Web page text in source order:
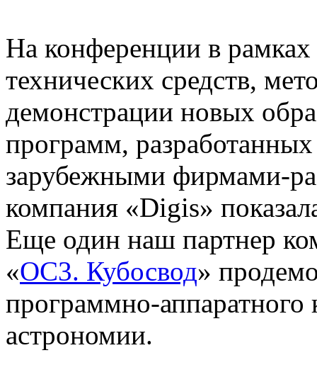
На конференции в
технических средств,
демонстрации новых
программ,
зарубежными фирмами-
компания «Digis»
Еще один наш партнер
«ОС3. Кубосвод»
программно-аппаратного
астрономии.